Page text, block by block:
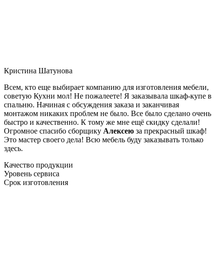
Кристина Шатунова
Всем, кто еще выбирает компанию для изготовления мебели,
советую Кухни мол! Не пожалеете! Я заказывала шкаф-купе в
спальню. Начиная с обсуждения заказа и заканчивая
монтажом никаких проблем не было. Все было сделано очень
быстро и качественно. К тому же мне ещё скидку сделали!
Огромное спасибо сборщику Алексею за прекрасный шкаф!
Это мастер своего дела! Всю мебель буду заказывать только
здесь.
Качество продукции
Уровень сервиса
Срок изготовления